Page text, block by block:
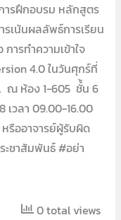
ารฝึกอบรม หลักสูตร
เน้นผลลัพธ์การเรียน
ารทำความเข้าใจ
4.0 ในวันศุกร์ที่
. ณ ห้อง 1-605 ชั้้น 6
เวลา 09.00-16.00
รืออาจารย์ผู้รับผิด
ะชาสัมพันธ์ #อย่า
0 total views